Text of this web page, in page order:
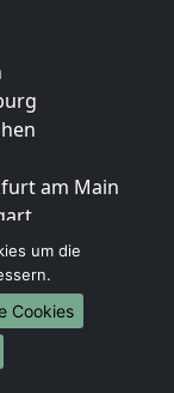
am Main
um die
Cookies